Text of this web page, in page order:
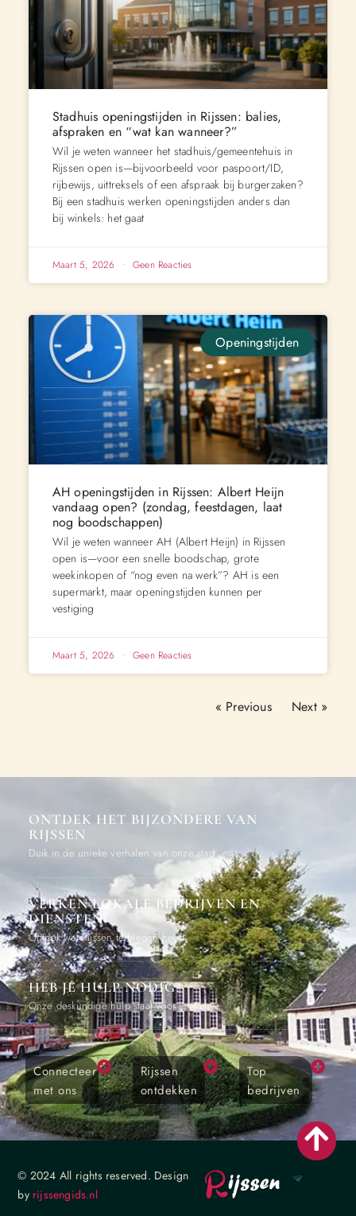
Stadhuis openingstijden in Rijssen: balies,
afspraken en “wat kan wanneer?”
Wil je weten wanneer het stadhuis/gemeentehuis in
Rijssen open is—bijvoorbeeld voor paspoort/ID,
rijbewijs, uittreksels of een afspraak bij burgerzaken?
Bij een stadhuis werken openingstijden anders dan
bij winkels: het gaat
Maart 5, 2026 Geen Reacties
Openingstijden
AH openingstijden in Rijssen: Albert Heijn
vandaag open? (zondag, feestdagen, laat
nog boodschappen)
Wil je weten wanneer AH (Albert Heijn) in Rijssen
open is—voor een snelle boodschap, grote
weekinkopen of “nog even na werk”? AH is een
supermarkt, maar openingstijden kunnen per
vestiging
Maart 5, 2026 Geen Reacties
« Previous Next »
ONTDEK HET BIJZONDERE VAN
RIJSSEN
Duik in de unieke verhalen van onze stad
VERKEN LOKALE BEDRIJVEN EN
DIENSTEN
Ontdek wat Rijssen te bieden heeft
HEB JE HULP NODIG?
Onze deskundige hulp staat voor je klaar
Connecteer
met ons
Rijssen
ontdekken
Top
bedrijven
© 2024 All rights reserved. Design
by rijssengids.nl